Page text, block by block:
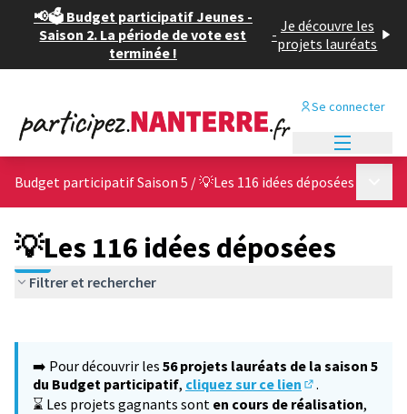
📢🗳️ Budget participatif Jeunes -
Saison 2. La période de vote est
terminée !
- Je découvre les
projets lauréats
Se connecter
Budget participatif Saison 5 /💡Les 116 idées déposées
💡Les 116 idées déposées
Filtrer et rechercher
−
➡️ Pour découvrir les 56 projets lauréats de la saison 5
du Budget participatif, cliquez sur ce lien
(S'ouvre dans
.
⌛ Les projets gagnants sont en cours de réalisation,